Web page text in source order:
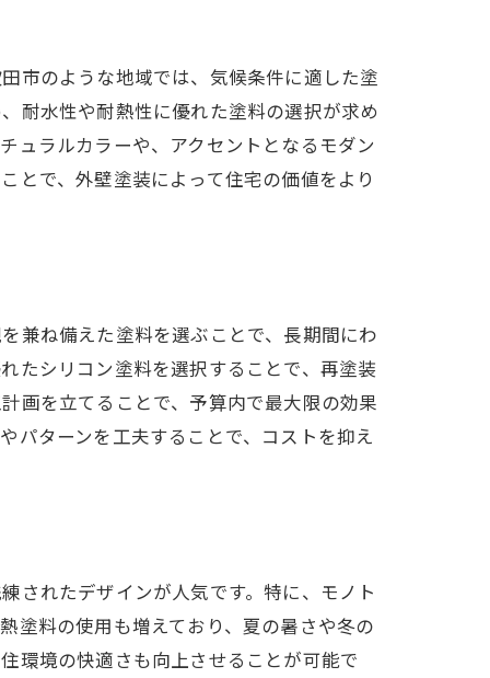
市のような地域では、気候条件に適した塗
耐水性や耐熱性に優れた塗料の選択が求め
ュラルカラーや、アクセントとなるモダン
とで、外壁塗装によって住宅の価値をより
兼ね備えた塗料を選ぶことで、長期間にわ
たシリコン塗料を選択することで、再塗装
画を立てることで、予算内で最大限の効果
パターンを工夫することで、コストを抑え
されたデザインが人気です。特に、モノト
塗料の使用も増えており、夏の暑さや冬の
環境の快適さも向上させることが可能で